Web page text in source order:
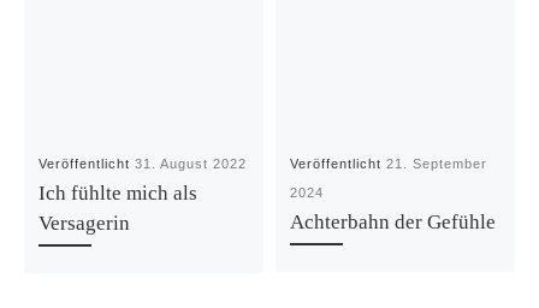
Veröffentlicht31. August 2022
Ich fühlte mich als
Versagerin
Veröffentlicht21. September
2024
Achterbahn der Gefühle